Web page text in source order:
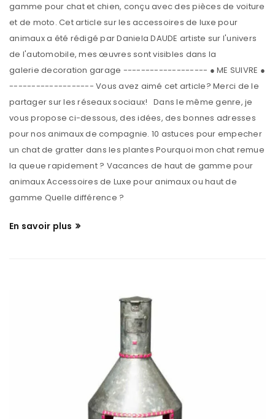
gamme pour chat et chien, conçu avec des pièces de voiture
et de moto. Cet article sur les accessoires de luxe pour
animaux a été rédigé par Daniela DAUDE artiste sur l'univers
de l'automobile, mes œuvres sont visibles dans la
galerie decoration garage ------------------- ● ME SUIVRE ●
------------------- Vous avez aimé cet article? Merci de le
partager sur les réseaux sociaux! Dans le même genre, je
vous propose ci-dessous, des idées, des bonnes adresses
pour nos animaux de compagnie. 10 astuces pour empecher
un chat de gratter dans les plantes Pourquoi mon chat remue
la queue rapidement ? Vacances de haut de gamme pour
animaux Accessoires de Luxe pour animaux ou haut de
gamme Quelle différence ?
En savoir plus